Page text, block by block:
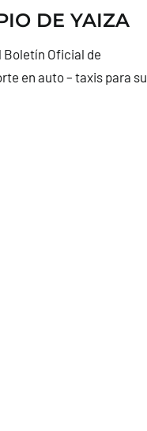
DE YAIZA
Boletín Oficial de
en auto – taxis para su